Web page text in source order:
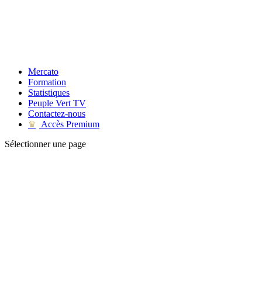
Mercato
Formation
Statistiques
Peuple Vert TV
Contactez-nous
♛
Accès Premium
Sélectionner une page